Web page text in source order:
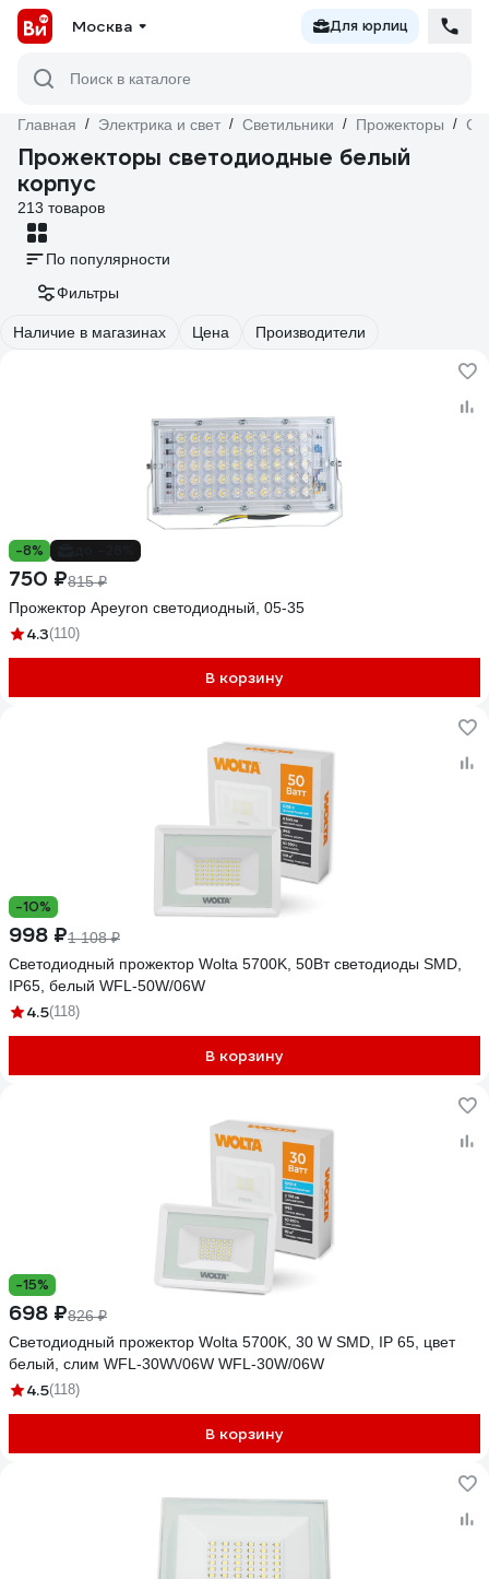
Москва Для юрлиц
Поиск в каталоге
Главная / Электрика и свет / Светильники / Прожекторы /
Прожекторы светодиодные белый
корпус
213 товаров
По популярности
Фильтры
Наличие в магазинах Цена Производители
-8%
750 ₽815 ₽
Прожектор Apeyron светодиодный, 05-35
4.3(110)
В корзину
-10%
998 ₽1 108 ₽
Светодиодный прожектор Wolta 5700K, 50Вт светодиоды SMD,
IP65, белый WFL-50W/06W
4.5(118)
В корзину
-15%
698 ₽826 ₽
Светодиодный прожектор Wolta 5700K, 30 W SMD, IP 65, цвет
белый, слим WFL-30W\/06W WFL-30W/06W
4.5(118)
В корзину